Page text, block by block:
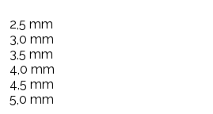
2,5 mm
3,0 mm
3,5 mm
4,0 mm
4,5 mm
5,0 mm